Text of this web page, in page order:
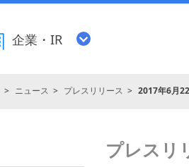
企業・IR
ニュース プレスリリース 2017年6月
プレスリ